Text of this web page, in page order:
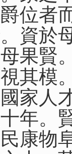
位者
資於
果賢
其模
家人
年。
康物